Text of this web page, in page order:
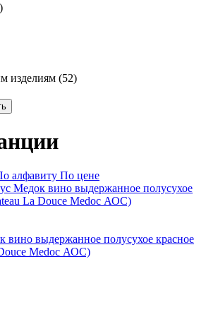
)
изделиям (52)
алфавиту По цене
выдержанное полусухое красное
Medoc АОC)